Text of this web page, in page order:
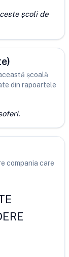
școli de
școală
din rapoartele
compania care